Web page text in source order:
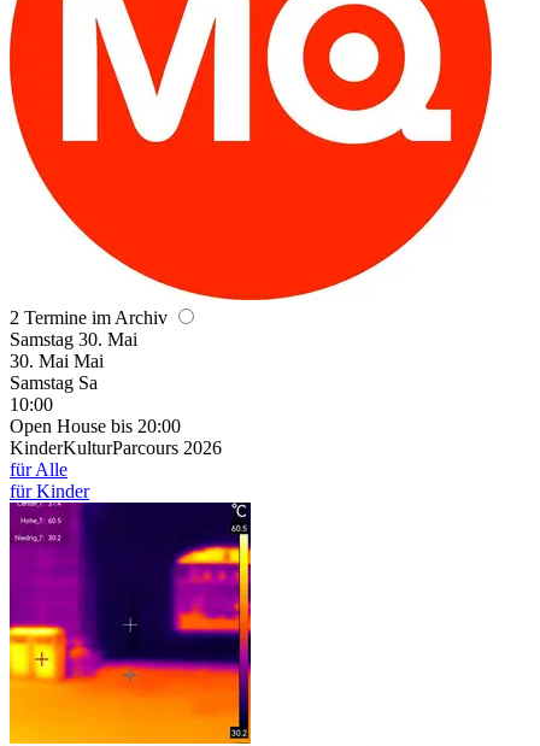
2 Termine im Archiv
Samstag 30. Mai
30. Mai Mai
Samstag Sa
10:00
Open House bis 20:00
KinderKulturParcours 2026
für Alle
für Kinder